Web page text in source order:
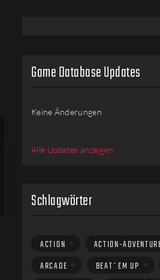
Game Database Updates
Keine Änderungen
Alle Updates anzeigen
Schlagwörter
ACTION ACTION-
ARCADE
BEAT´EM UP